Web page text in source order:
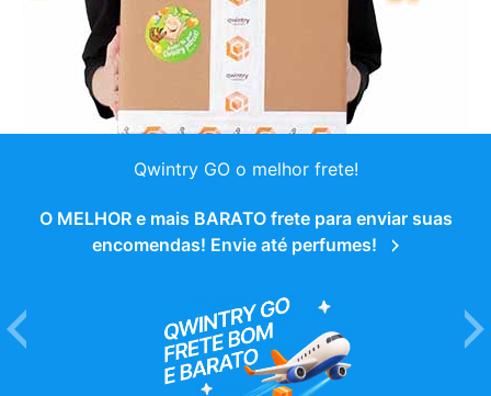
Qwintry GO o melhor frete!
O MELHOR e mais BARATO frete para enviar suas
encomendas! Envie até perfumes!